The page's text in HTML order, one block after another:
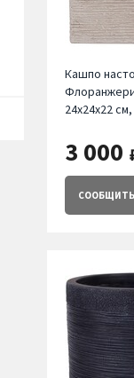
Кашпо
24х24х22
3 000
СООБЩИТЬ